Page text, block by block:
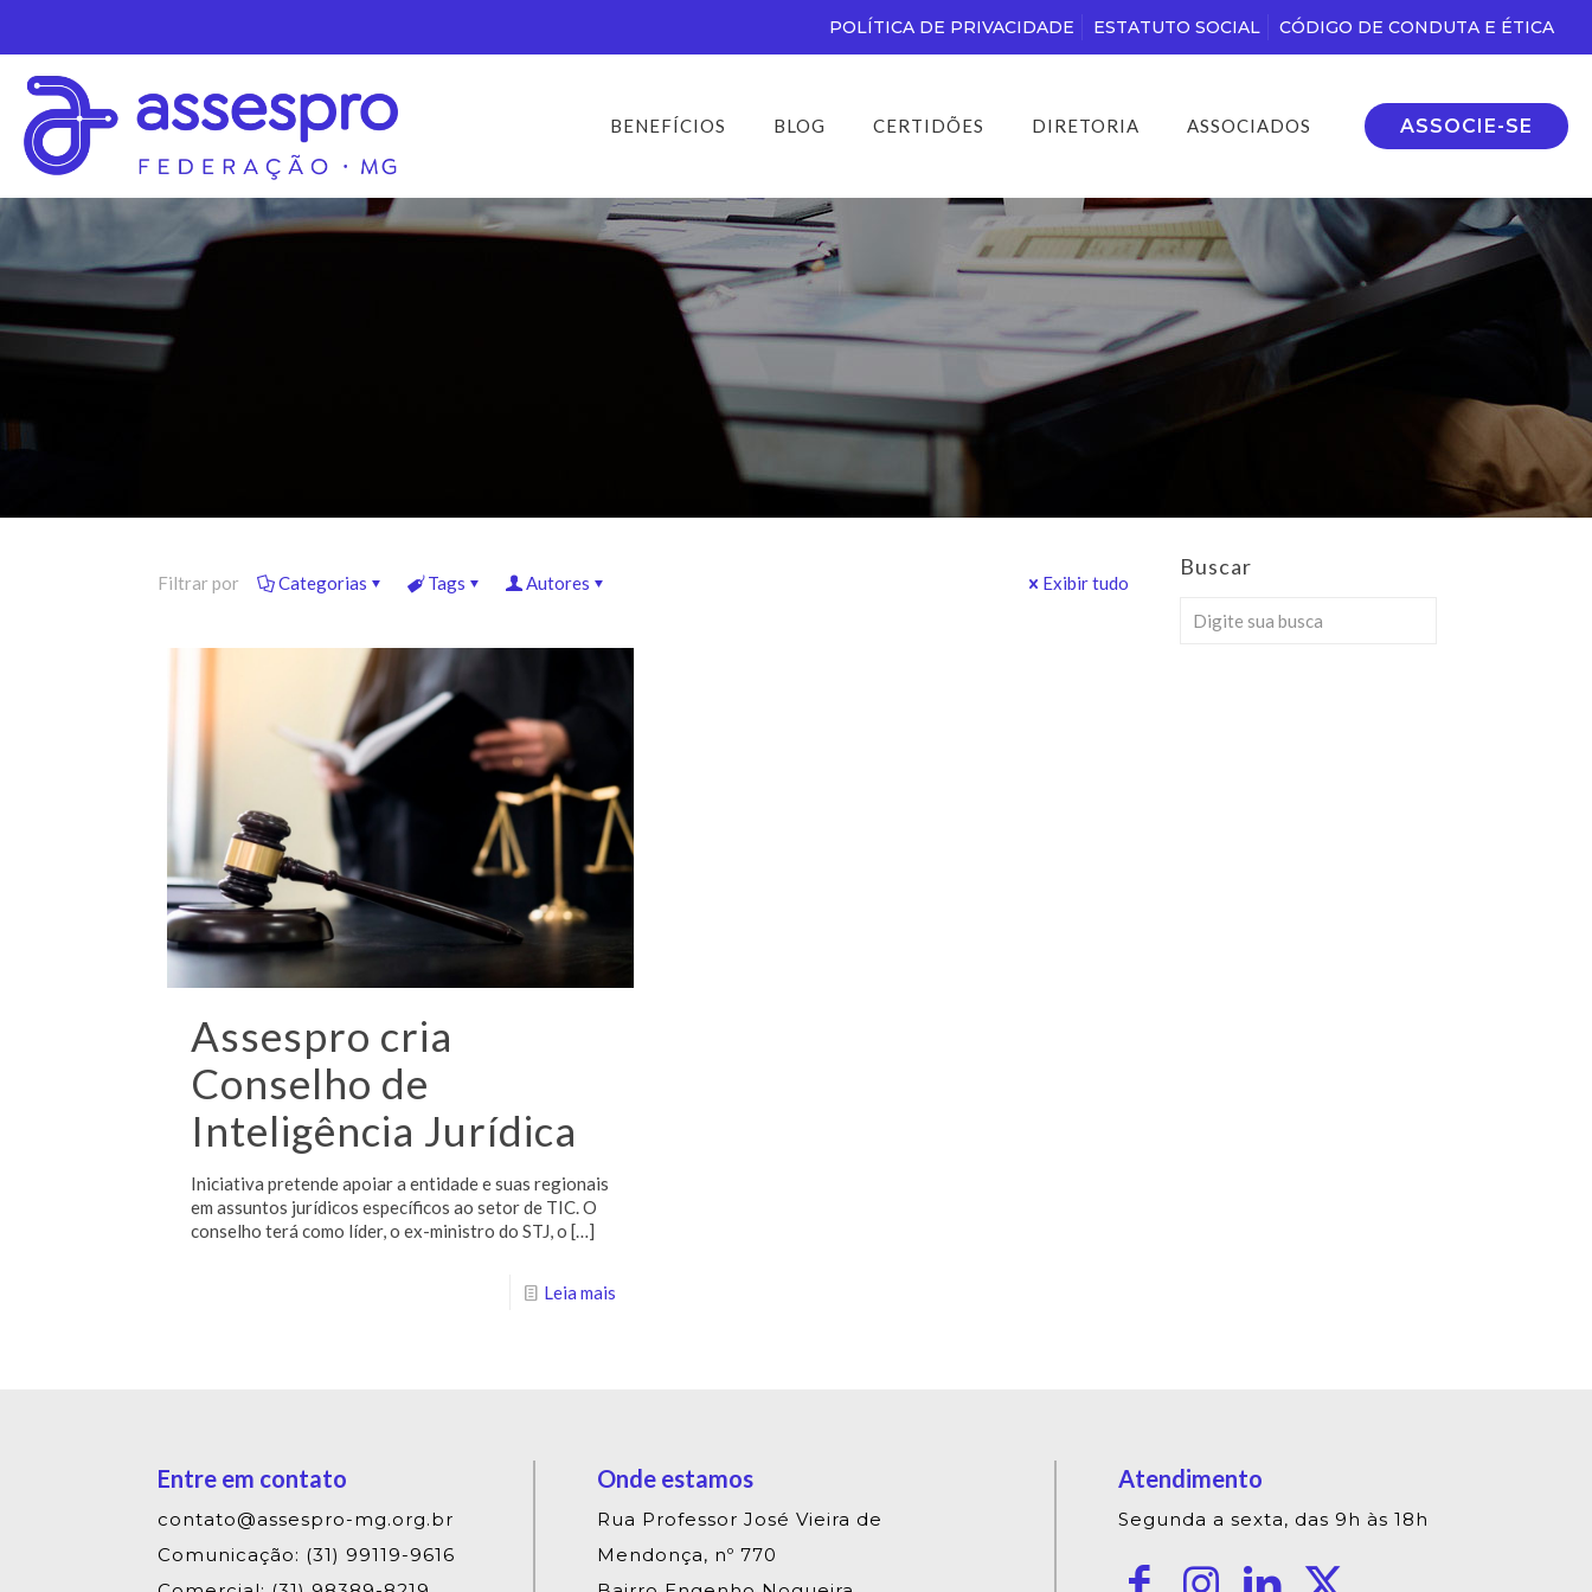
POLÍTICA DE PRIVACIDADE ESTATUTO SOCIAL CÓDIGO DE CONDUTA E ÉTICA
BENEFÍCIOS BLOG CERTIDÕES DIRETORIA ASSOCIADOS ASSOCIE-SE
Filtrar por Categorias Tags Autores Exibir tudo
Assespro cria
Conselho de
Inteligência Jurídica
Iniciativa pretende apoiar a entidade e suas regionais
em assuntos jurídicos específicos ao setor de TIC. O
conselho terá como líder, o ex-ministro do STJ, o […]
Leia mais
Buscar
Entre em contato
contato@assespro-mg.org.br
Comunicação: (31) 99119-9616
Onde estamos
Rua Professor José Vieira de
Mendonça, nº 770
Atendimento
Segunda a sexta, das 9h às 18h